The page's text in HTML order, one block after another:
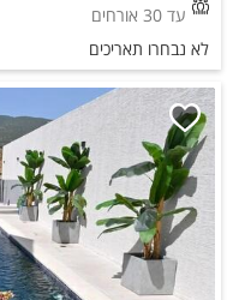
עד 30 אורחים
לא נבחרו תאריכים